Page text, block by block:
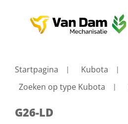
Startpagina
Kubota
Zoeken op type Kubota
G26-LD